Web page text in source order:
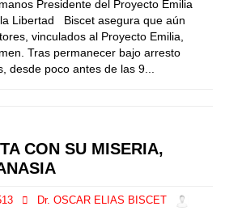
Presidente del Proyecto Emilia
Libertad Biscet asegura que aún
vinculados al Proyecto Emilia,
Tras permanecer bajo arresto
desde poco antes de las 9...
CON SU MISERIA,
Dr. OSCAR ELIAS BISCET